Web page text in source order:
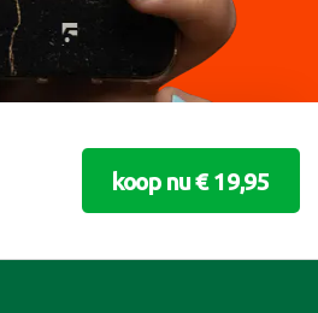
koop nu € 19,95